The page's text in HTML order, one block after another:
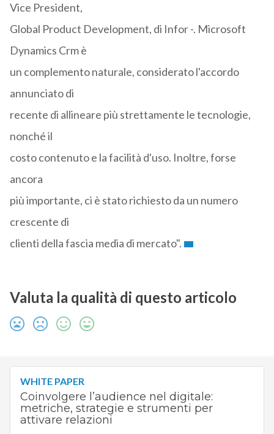
Vice President,
Global Product Development, di Infor -. Microsoft
Dynamics Crm è
un complemento naturale, considerato l'accordo
annunciato di
recente di allineare più strettamente le tecnologie,
nonché il
costo contenuto e la facilità d'uso. Inoltre, forse
ancora
più importante, ci è stato richiesto da un numero
crescente di
clienti della fascia media di mercato".
Valuta la qualità di questo articolo
WHITE PAPER
Coinvolgere l’audience nel digitale:
metriche, strategie e strumenti per
attivare relazioni